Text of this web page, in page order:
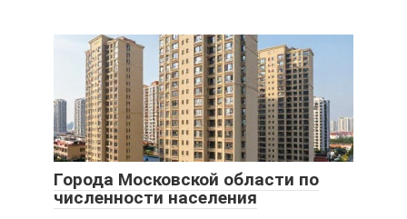
Города Московской области по
численности населения